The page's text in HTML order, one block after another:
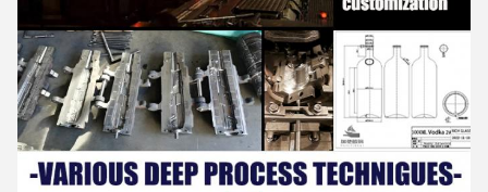
VERZENDEN